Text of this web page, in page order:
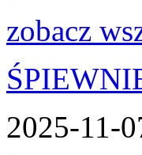
zobacz
2025-11-